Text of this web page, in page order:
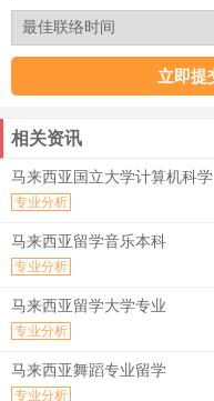
相关资讯
马来西亚国立大学计算机科学
专业分析
马来西亚留学音乐本科
专业分析
马来西亚留学大学专业
专业分析
马来西亚舞蹈专业留学
专业分析